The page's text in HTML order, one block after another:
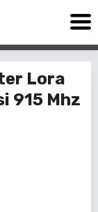
Lora
915 Mhz